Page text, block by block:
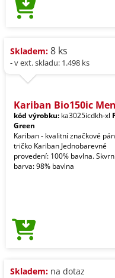
Skladem: 8 ks
- v ext. skladu: 1.498 ks
Kariban Bio150ic
kód výrobku: ka3025icdkh-xl
Green
Kariban - kvalitní značkové
tričko Kariban Jednobarevné
provedení: 100% bavlna.
barva: 98% bavlna
Skladem: na dotaz